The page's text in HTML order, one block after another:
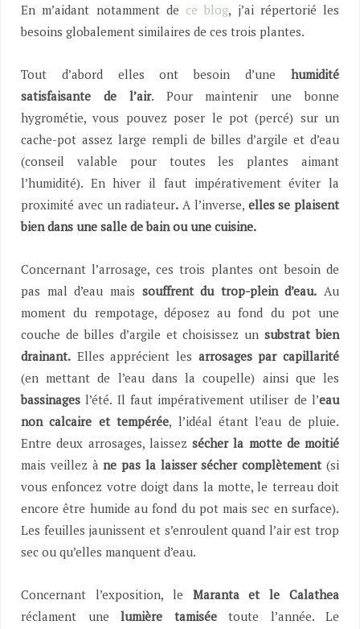
En m’aidant notamment de ce blog, j’ai répertorié les
besoins globalement similaires de ces trois plantes.
Tout d’abord elles ont besoin d’une humidité
satisfaisante de l’air. Pour maintenir une bonne
hygrométie, vous pouvez poser le pot (percé) sur un
cache-pot assez large rempli de billes d’argile et d’eau
(conseil valable pour toutes les plantes aimant
l’humidité). En hiver il faut impérativement éviter la
proximité avec un radiateur. A l’inverse, elles se plaisent
bien dans une salle de bain ou une cuisine.
Concernant l’arrosage, ces trois plantes ont besoin de
pas mal d’eau mais souffrent du trop-plein d’eau. Au
moment du rempotage, déposez au fond du pot une
couche de billes d’argile et choisissez unsubstrat bien
drainant. Elles apprécient les arrosages par capillarité
(en mettant de l’eau dans la coupelle) ainsi que les
bassinages l’été. Il faut impérativement utiliser de l’eau
non calcaire et tempérée, l’idéal étant l’eau de pluie.
Entre deux arrosages, laissez sécher la motte de moitié
mais veillez àne pas la laisser sécher complètement(si
vous enfoncez votre doigt dans la motte, le terreau doit
encore être humide au fond du pot mais sec en surface).
Les feuilles jaunissent et s’enroulent quand l’air est trop
sec ou qu’elles manquent d’eau.
Concernant l’exposition, le Maranta et le Calathea
réclament une lumière tamiséetoute l’année. Le